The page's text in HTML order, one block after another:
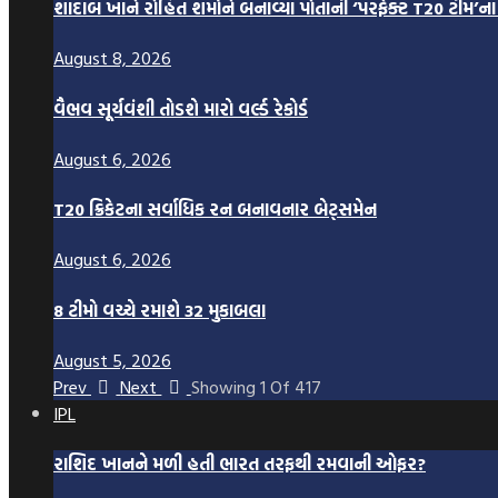
શાદાબ ખાને રોહિત શર્માને બનાવ્યા પોતાની ‘પરફેક્ટ T20
August 8, 2026
વૈભવ સૂર્યવંશી તોડશે મારો વર્લ્ડ રેકોર્ડ
August 6, 2026
T20 ક્રિકેટના સર્વાધિક રન બનાવનાર બેટ્સમેન
August 6, 2026
8 ટીમો વચ્ચે રમાશે 32 મુકાબલા
August 5, 2026
Prev
Next Showing 1 Of 417
IPL
રાશિદ ખાનને મળી હતી ભારત તરફથી રમવાની ઓફર?